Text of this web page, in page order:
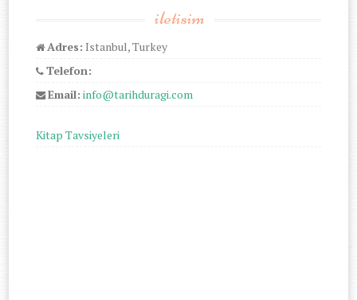
iletisim
Adres: Istanbul, Turkey
Telefon:
Email: info@tarihduragi.com
Kitap Tavsiyeleri